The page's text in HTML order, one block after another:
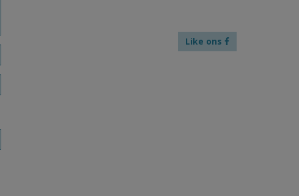
Like ons